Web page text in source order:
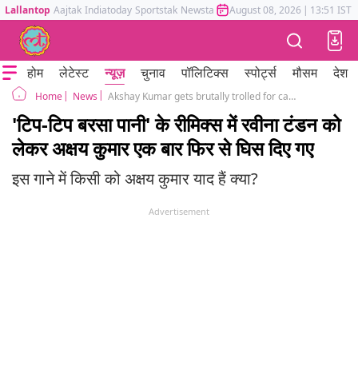
Lallantop Aajtak Indiatoday Sportstak Newstak Mumbai Tak Astrotak
August 08, 2026 | 13:51 IST
होम लेटेस्ट न्यूज़ चुनाव पॉलिटिक्स स्पोर्ट्स मौसम देश
Home News Akshay Kumar gets brutally trolled for calling Tip Tip Barsa Paani his song without mentioning Raveena Tandon which is getting remixed for Sooryavanshi
'टिप-टिप बरसा पानी' के रीमिक्स में रवीना टंडन को
लेकर अक्षय कुमार एक बार फिर से घिस दिए गए
इस गाने में किसी को अक्षय कुमार याद हैं क्या?
Advertisement